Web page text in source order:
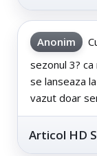
Anonim
sezonul 3? ca
se lanseaza
vazut doar
Articol HD